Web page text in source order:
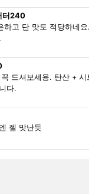
터240
하고 단 맛도 적당하네
드셔보세용. 탄산 + 시
다.
젤 맛난듯